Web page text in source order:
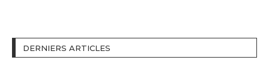
DERNIERS ARTICLES